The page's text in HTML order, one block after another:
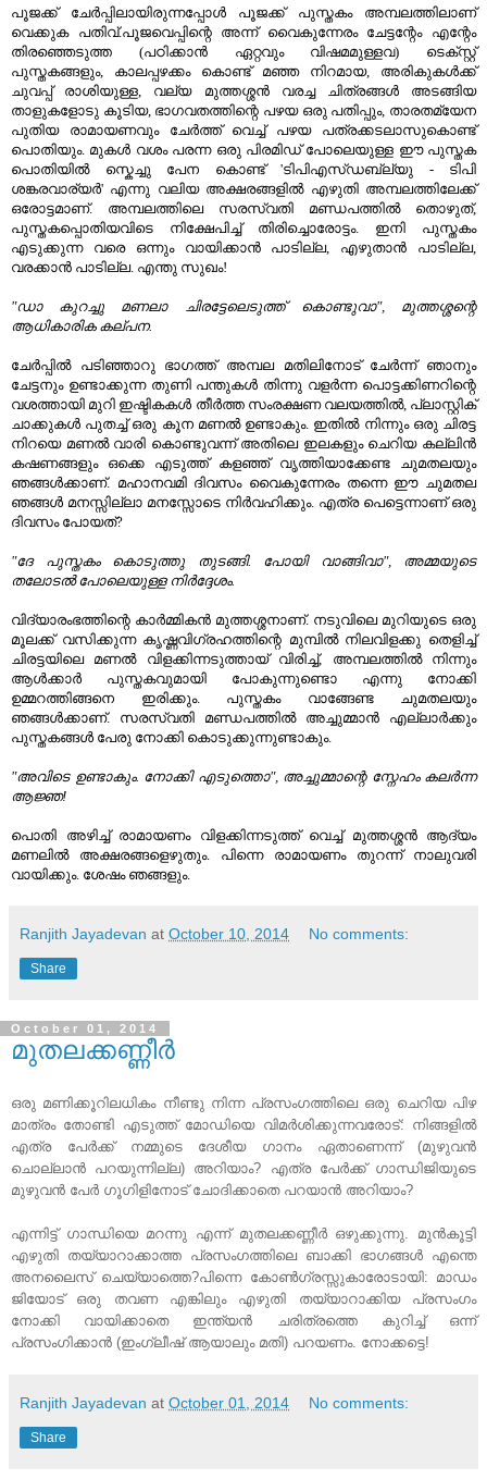
പൂജക്ക് ചേർപ്പിലായിരുന്നപ്പോൾ പൂജക്ക് പുസ്തകം അമ്പലത്തിലാണ്
വെക്കുക പതിവ്.പൂജവെപ്പിന്റെ അന്ന് വൈകുന്നേരം ചേട്ടന്റേം എന്റേം
തിരഞ്ഞെടുത്ത (പഠിക്കാൻ ഏറ്റവും വിഷമമുള്ളവ) ടെക്സ്റ്റ്
പുസ്തകങ്ങളും, കാലപ്പഴക്കം കൊണ്ട് മഞ്ഞ നിറമായ, അരികുകൾക്ക്
ചുവപ്പ് രാശിയുള്ള, വല്യ മുത്തശ്ശൻ വരച്ച ചിത്രങ്ങൾ അടങ്ങിയ
താളുകളോടു കൂടിയ, ഭാഗവതത്തിന്റെ പഴയ ഒരു പതിപ്പും, താരതമ്യേന
പുതിയ രാമായണവും ചേർത്ത് വെച്ച് പഴയ പത്രക്കടലാസുകൊണ്ട്
പൊതിയും. മുകൾ വശം പരന്ന ഒരു പിരമിഡ് പോലെയുള്ള ഈ പുസ്തക
പൊതിയിൽ സ്കെച്ചു പേന കൊണ്ട് 'ടിപിഎസ്ഡബ്ല്യു - ടിപി
ശങ്കരവാര്യർ' എന്നു വലിയ അക്ഷരങ്ങളിൽ എഴുതി അമ്പലത്തിലേക്ക്
ഒരോട്ടമാണ്. അമ്പലത്തിലെ സരസ്വതി മണ്ഡപത്തിൽ തൊഴുത്,
പുസ്തകപ്പൊതിയവിടെ നിക്ഷേപിച്ച് തിരിച്ചൊരോട്ടം. ഇനി പുസ്തകം
എടുക്കുന്ന വരെ ഒന്നും വായിക്കാൻ പാടില്ല, എഴുതാൻ പാടില്ല,
വരക്കാൻ പാടില്ല. എന്തു സുഖം!
"ഡാ കുറച്ചു മണലാ ചിരട്ടേലെടുത്ത് കൊണ്ടുവാ", മുത്തശ്ശന്റെ
ആധികാരിക കല്പന.
ചേർപ്പിൽ പടിഞ്ഞാറു ഭാഗത്ത് അമ്പല മതിലിനോട് ചേർന്ന് ഞാനും
ചേട്ടനും ഉണ്ടാക്കുന്ന തുണി പന്തുകൾ തിന്നു വളർന്ന പൊട്ടക്കിണറിന്റെ
വശത്തായി മുറി ഇഷ്ടികകൾ തീർത്ത സംരക്ഷണ വലയത്തിൽ, പ്ലാസ്റ്റിക്
ചാക്കുകൾ പുതച്ച് ഒരു കൂന മണൽ ഉണ്ടാകും. ഇതിൽ നിന്നും ഒരു ചിരട്ട
നിറയെ മണൽ വാരി കൊണ്ടുവന്ന് അതിലെ ഇലകളും ചെറിയ കല്ലിൻ
കഷണങ്ങളും ഒക്കെ എടുത്ത് കളഞ്ഞ് വൃത്തിയാക്കേണ്ട ചുമതലയും
ഞങ്ങൾക്കാണ്. മഹാനവമി ദിവസം വൈകുന്നേരം തന്നെ ഈ ചുമതല
ഞങ്ങൾ മനസ്സില്ലാ മനസ്സോടെ നിർവഹിക്കും. എത്ര പെട്ടെന്നാണ് ഒരു
ദിവസം പോയത്?
"ദേ പുസ്തകം കൊടുത്തു തുടങ്ങി. പോയി വാങ്ങിവാ", അമ്മയുടെ
തലോടൽ പോലെയുള്ള നിർദ്ദേശം.
വിദ്യാരംഭത്തിന്റെ കാർമ്മികൻ മുത്തശ്ശനാണ്. നടുവിലെ മുറിയുടെ ഒരു
മൂലക്ക് വസിക്കുന്ന കൃഷ്ണവിഗ്രഹത്തിന്റെ മുമ്പിൽ നിലവിളക്കു തെളിച്ച്
ചിരട്ടയിലെ മണൽ വിളക്കിന്നടുത്തായ് വിരിച്ച്, അമ്പലത്തിൽ നിന്നും
ആൾക്കാർ പുസ്തകവുമായി പോകുന്നുണ്ടൊ എന്നു നോക്കി
ഉമ്മറത്തിങ്ങനെ ഇരിക്കും. പുസ്തകം വാങ്ങേണ്ട ചുമതലയും
ഞങ്ങൾക്കാണ്. സരസ്വതി മണ്ഡപത്തിൽ അച്ചുമ്മാൻ എല്ലാർക്കും
പുസ്തകങ്ങൾ പേരു നോക്കി കൊടുക്കുന്നുണ്ടാകും.
"അവിടെ ഉണ്ടാകും. നോക്കി എടുത്തൊ", അച്ചുമ്മാന്റെ സ്നേഹം കലർന്ന
ആജ്ഞ!
പൊതി അഴിച്ച് രാമായണം വിളക്കിന്നടുത്ത് വെച്ച് മുത്തശ്ശൻ ആദ്യം
മണലിൽ അക്ഷരങ്ങളെഴുതും. പിന്നെ രാമായണം തുറന്ന് നാലുവരി
വായിക്കും. ശേഷം ഞങ്ങളും.
Ranjith Jayadevan at October 10, 2014 No comments:
Share
October 01, 2014
മുതലക്കണ്ണീര്‍
ഒരു മണിക്കൂറിലധികം നീണ്ടു നിന്ന പ്രസംഗത്തിലെ ഒരു ചെറിയ പിഴ
മാത്രം തോണ്ടി എടുത്ത് മോഡിയെ വിമര്‍ശിക്കുന്നവരോട്: നിങ്ങളില്‍
എത്ര പേര്‍ക്ക് നമ്മുടെ ദേശീയ ഗാനം ഏതാണെന്ന് (മുഴുവന്‍
ചൊല്ലാന്‍ പറയുന്നില്ല) അറിയാം? എത്ര പേര്‍ക്ക് ഗാന്ധിജിയുടെ
മുഴുവന്‍ പേര്‍ ഗൂഗിളിനോട് ചോദിക്കാതെ പറയാന്‍ അറിയാം?
എന്നിട്ട് ഗാന്ധിയെ മറന്നു എന്ന് മുതലക്കണ്ണീര്‍ ഒഴുക്കുന്നു. മുന്‍കൂട്ടി
എഴുതി തയ്യാറാക്കാത്ത പ്രസംഗത്തിലെ ബാക്കി ഭാഗങ്ങള്‍ എന്തെ
അനലൈസ് ചെയ്യാത്തെ?പിന്നെ കോണ്‍ഗ്രസ്സുകാരോടായി: മാഡം
ജിയോട് ഒരു തവണ എങ്കിലും എഴുതി തയ്യാറാക്കിയ പ്രസംഗം
നോക്കി വായിക്കാതെ ഇന്ത്യന്‍ ചരിത്രത്തെ കുറിച്ച് ഒന്ന്
പ്രസംഗിക്കാന്‍ (ഇംഗ്ലീഷ് ആയാലും മതി) പറയണം. നോക്കട്ടെ!
Ranjith Jayadevan at October 01, 2014 No comments:
Share